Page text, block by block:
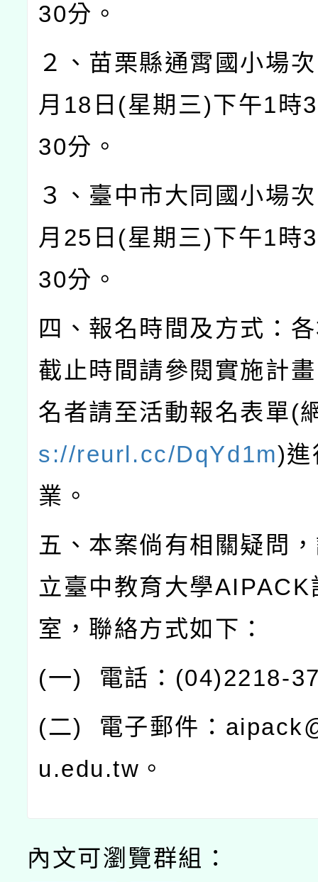
30分。
２、苗栗縣通霄國小場
月 18 日 (星期三)下午1 時
30分。
３、臺中市大同國小場
月 25 日 (星期三)下午1 時
30分。
四、報名時間及方式：
截止時間請參閱實施計
名者請至活動報名表單(
s://reurl.cc/DqYd1m)進
業。
五、本案倘有相關疑問
立臺中教育大學AIPACK
室，聯絡方式如下：
(一) 電話： (04)2218-
(二) 電子郵件：
u.edu.tw 。
內文可瀏覽群組：